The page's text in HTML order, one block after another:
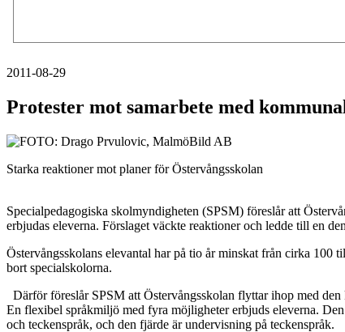
2011-08-29
Protester mot samarbete med
Starka reaktioner mot planer för Östervångsskolan
Specialpedagogiska skolmyndigheten (SPSM) föreslår att
erbjudas eleverna. Förslaget väckte reaktioner och ledde till en
Östervångsskolans elevantal har på tio år minskat från cirka
bort specialskolorna.
Därför föreslår SPSM att Östervångsskolan flyttar ihop med
En flexibel språkmiljö med fyra möjligheter erbjuds eleverna.
och teckenspråk, och den fjärde är undervisning på teckenspråk.